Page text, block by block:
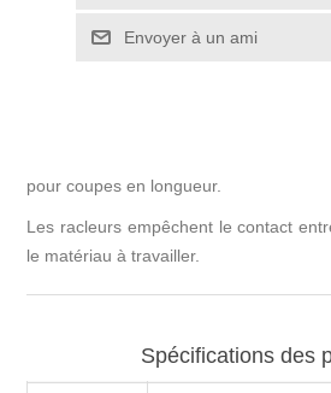
pour coupes en longueur.
Les racleurs empêchent le contact
le matériau à travailler.
Spécifications des